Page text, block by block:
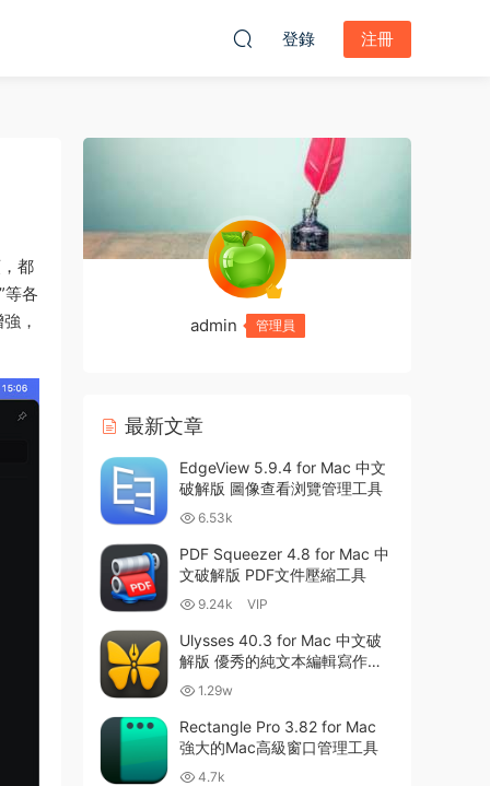
登錄 注冊
都
等各
，
admin 管理員
最新文章
EdgeView 5.9.4 for Mac 中文
破解版 圖像查看浏覽管理工具
6.53k
PDF Squeezer 4.8 for Mac 中
文破解版 PDF文件壓縮工具
9.24k VIP
Ulysses 40.3 for Mac 中文破
解版 優秀的純文本編輯寫作軟
件 1.29w
Rectangle Pro 3.82 for Mac
強大的Mac高級窗口管理工具
4.7k